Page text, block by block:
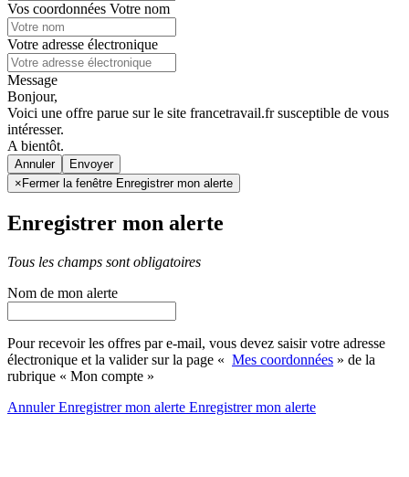
Vos coordonnées Votre nom
Votre adresse électronique
Message
Bonjour,
Voici une offre parue sur le site francetravail.fr susceptible de vous
intéresser.
A bientôt.
Annuler
× Fermer la fenêtre Enregistrer mon alerte
Enregistrer mon alerte
Tous les champs sont obligatoires
Nom de mon alerte
Pour recevoir les offres par e-mail, vous devez saisir votre adresse
électronique et la valider sur la page « Mes coordonnées » de la
rubrique « Mon compte »
AnnulerEnregistrer mon alerte Enregistrermon alerte